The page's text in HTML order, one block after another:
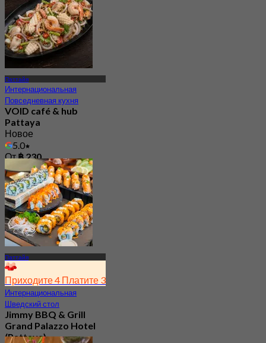
Паттайя
Интернациональная
Повседневная кухня
VOID café & hub
Pattaya
Новое
5.0
От฿ 230
Паттайя
Приходите 4 Платите 3
Интернациональная
Шведский стол
Jimmy BBQ & Grill
Grand Palazzo Hotel
(Pattaya)